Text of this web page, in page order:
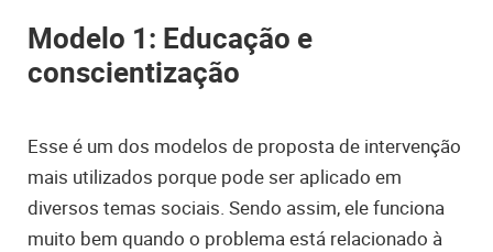
Modelo 1: Educação e
conscientização
Esse é um dos modelos de proposta de intervenção
mais utilizados porque pode ser aplicado em
diversos temas sociais. Sendo assim, ele funciona
muito bem quando o problema está relacionado à